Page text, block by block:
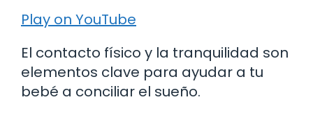
Play on YouTube
El contacto físico y la tranquilidad son
elementos clave para ayudar a tu
bebé a conciliar el sueño.